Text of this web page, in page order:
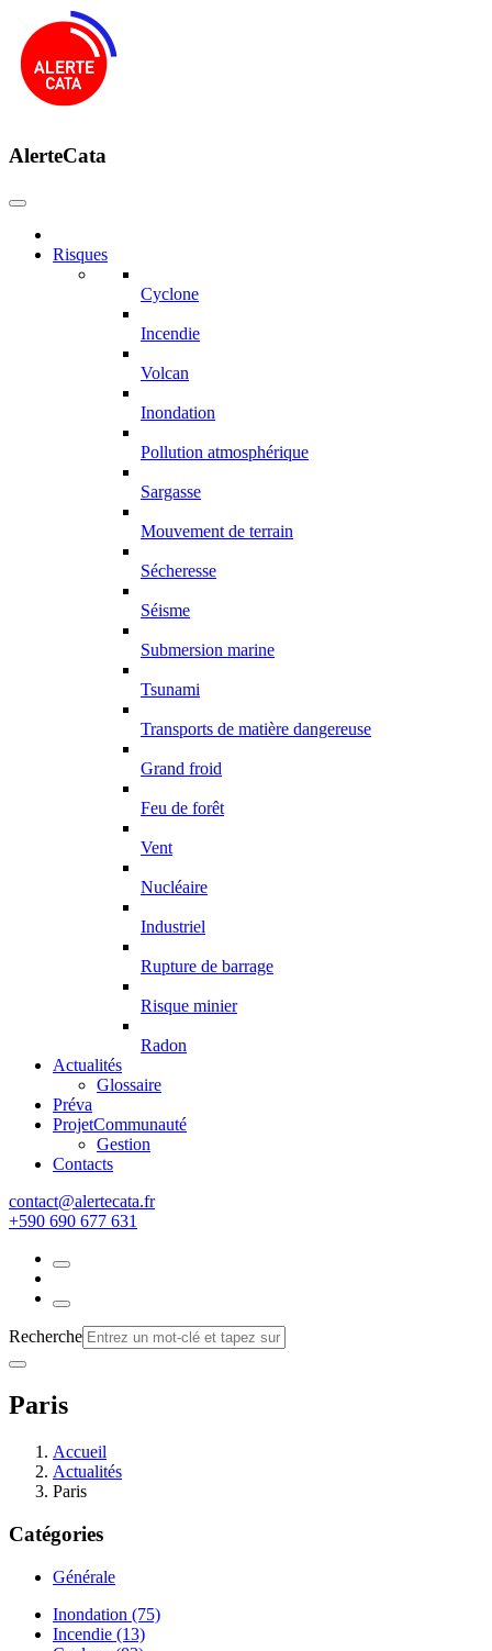
AlerteCata
Risques
Cyclone
Incendie
Volcan
Inondation
Pollution atmosphérique
Sargasse
Mouvement de terrain
Sécheresse
Séisme
Submersion marine
Tsunami
Transports de matière dangereuse
Grand froid
Feu de forêt
Vent
Nucléaire
Industriel
Rupture de barrage
Risque minier
Radon
Actualités
Glossaire
Préva
ProjetCommunauté
Gestion
Contacts
rf.atacetrela@tcatnoc
+590 690 677 631
Recherche
Paris
Accueil
Actualités
Paris
Catégories
Générale
Inondation (75)
Incendie (13)